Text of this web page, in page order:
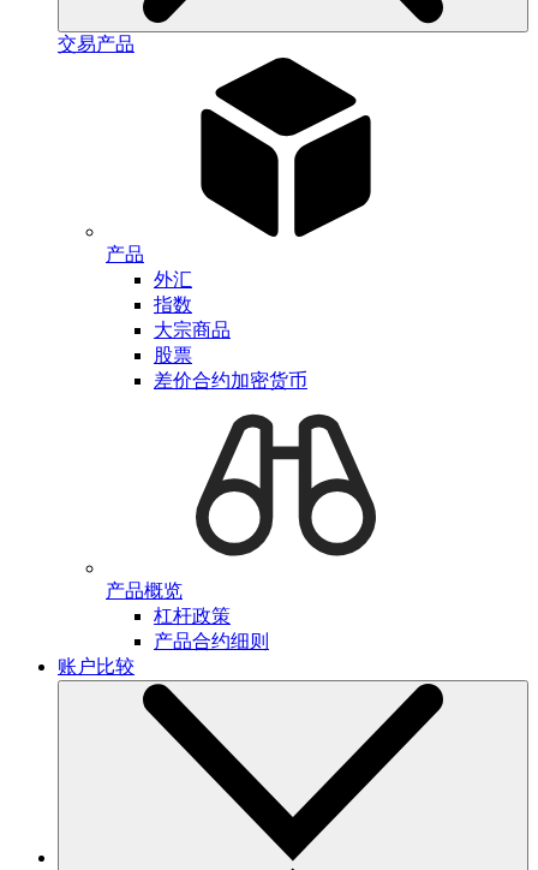
交易产品
产品
外汇
指数
大宗商品
股票
差价合约加密货币
产品概览
杠杆政策
产品合约细则
账户比较